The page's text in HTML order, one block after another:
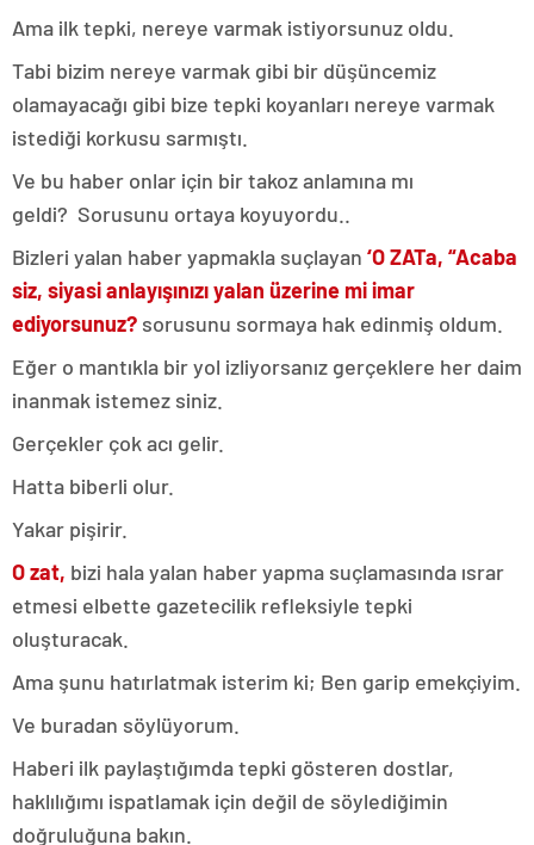
Ama ilk tepki, nereye varmak istiyorsunuz oldu.
Tabi bizim nereye varmak gibi bir düşüncemiz
olamayacağı gibi bize tepki koyanları nereye varmak
istediği korkusu sarmıştı.
Ve bu haber onlar için bir takoz anlamına mı
geldi? Sorusunu ortaya koyuyordu..
Bizleri yalan haber yapmakla suçlayan ‘O ZATa, “Acaba
siz, siyasi anlayışınızı yalan üzerine mi imar
ediyorsunuz? sorusunu sormaya hak edinmiş oldum.
Eğer o mantıkla bir yol izliyorsanız gerçeklere her daim
inanmak istemez siniz.
Gerçekler çok acı gelir.
Hatta biberli olur.
Yakar pişirir.
O zat, bizi hala yalan haber yapma suçlamasında ısrar
etmesi elbette gazetecilik refleksiyle tepki
oluşturacak.
Ama şunu hatırlatmak isterim ki; Ben garip emekçiyim.
Ve buradan söylüyorum.
Haberi ilk paylaştığımda tepki gösteren dostlar,
haklılığımı ispatlamak için değil de söylediğimin
doğruluğuna bakın.